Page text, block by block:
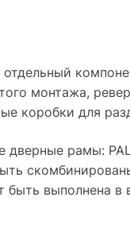
монтажа,
коробки для
рамы:
выполнена в